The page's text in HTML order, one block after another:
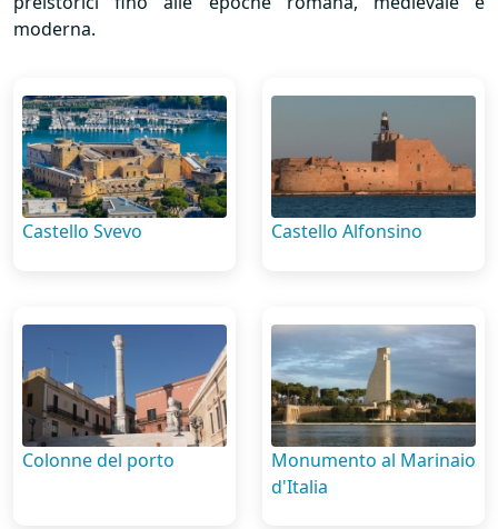
moderna.
Castello Svevo Castello Alfonsino
Colonne del porto
Monumento al Marinaio
d'Italia